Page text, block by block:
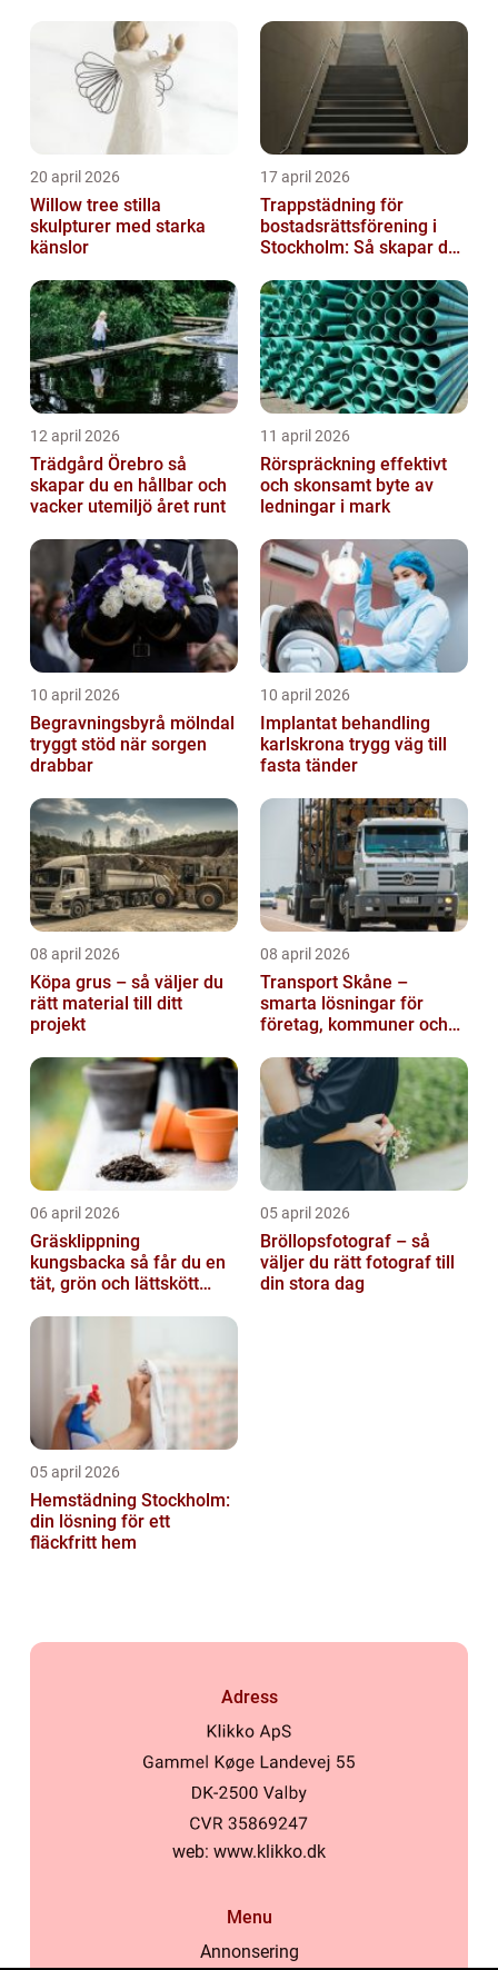
20 april 2026
Willow tree stilla
skulpturer med starka
känslor
17 april 2026
Trappstädning för
bostadsrättsförening i
Stockholm: Så skapar du
trapphus...
12 april 2026
Trädgård Örebro så
skapar du en hållbar och
vacker utemiljö året runt
11 april 2026
Rörspräckning effektivt
och skonsamt byte av
ledningar i mark
10 april 2026
Begravningsbyrå mölndal
tryggt stöd när sorgen
drabbar
10 april 2026
Implantat behandling
karlskrona trygg väg till
fasta tänder
08 april 2026
Köpa grus – så väljer du
rätt material till ditt
projekt
08 april 2026
Transport Skåne –
smarta lösningar för
företag, kommuner och
06 april 2026
Gräsklippning
kungsbacka så får du en
tät, grön och lättskött
05 april 2026
Bröllopsfotograf – så
väljer du rätt fotograf till
din stora dag
05 april 2026
Hemstädning Stockholm:
din lösning för ett
fläckfritt hem
Adress
web: www.klikko.dk
Menu
Annonsering